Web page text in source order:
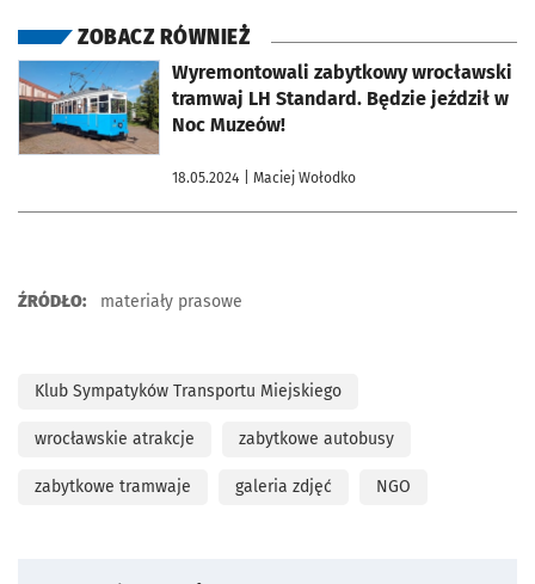
ZOBACZ RÓWNIEŻ
Wyremontowali zabytkowy wrocławski
tramwaj LH Standard. Będzie jeździł w
Noc Muzeów!
18.05.2024 | Maciej Wołodko
otworzy się w nowej karcie
ŹRÓDŁO: materiały prasowe
Klub Sympatyków Transportu Miejskiego
wrocławskie atrakcje zabytkowe autobusy
zabytkowe tramwaje galeria zdjęć NGO